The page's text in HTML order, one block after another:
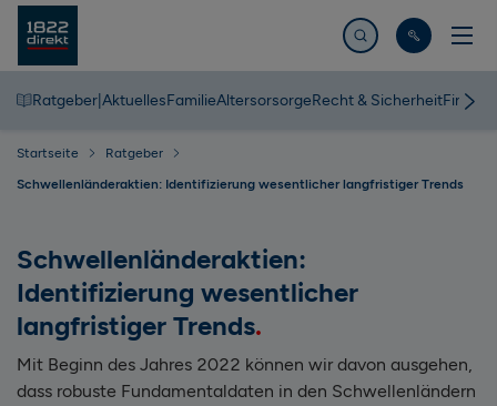
Jetzt suchen
Ratgeber AktuellesFamilieAltersorsorgeRecht & Sicherheit
Startseite
Ratgeber
Schwellenländeraktien: Identifizierung wesentlicher langfristiger Trends
Schwellenländeraktien:
Identifizierung wesentlicher
langfristiger Trends
Mit Beginn des Jahres 2022 können wir davon ausgehen,
dass robuste Fundamentaldaten in den Schwellenländern